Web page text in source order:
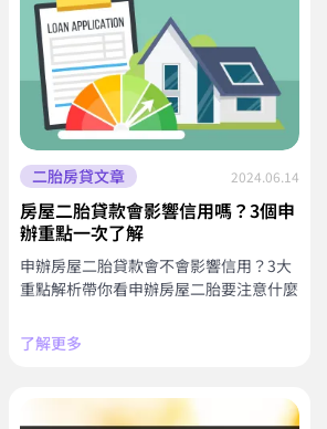
二胎房貸文章 2024.06.14
房屋二胎貸款會影響信用嗎？3個申
辦重點一次了解
申辦房屋二胎貸款會不會影響信用？3大
重點解析帶你看申辦房屋二胎要注意什麼
了解更多